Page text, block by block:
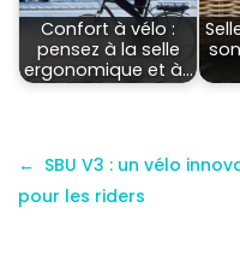
Confort à vélo :
pensez à la selle
ergonomique et à…
SBU V3 : un vélo
pour les riders